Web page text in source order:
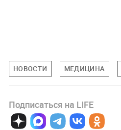
НОВОСТИ МЕДИЦИНА
Подписаться на LIFE